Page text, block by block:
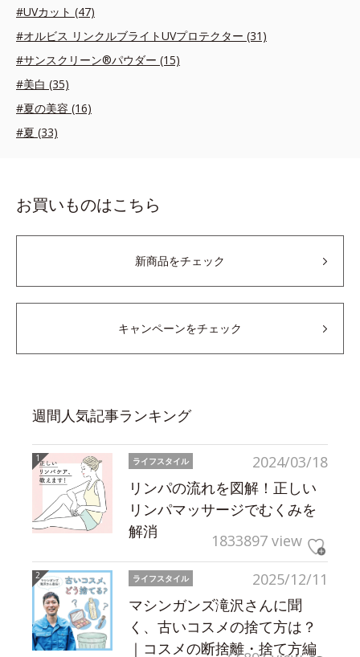
#UVカット (47)
#オルビス リンクルブライトUVプロテクター (31)
#サンスクリーン®パウダー (15)
#美白 (35)
#夏の美容 (16)
#夏 (33)
お買いものはこちら
新商品をチェック
キャンペーンをチェック
週間人気記事ランキング
2024/03/18
ライフスタイル
リンパの流れを図解！正しい
リンパマッサージでむくみを
解消
1833897 view
2025/12/11
ライフスタイル
マシンガンズ滝沢さんに聞
く、古いコスメの捨て方は？
｜コスメの断捨離・捨て方編